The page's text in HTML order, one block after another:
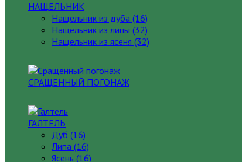
НАЩЕЛЬНИК
Нащельник из дуба (16)
Нащельник из липы (32)
Нащельник из ясеня (32)
СРАЩЕННЫЙ ПОГОНАЖ
ГАЛТЕЛЬ
Дуб (16)
Липа (16)
Ясень (16)